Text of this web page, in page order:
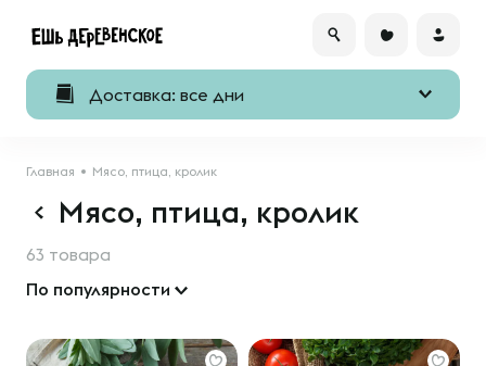
Доставка: все дни
Главная Мясо, птица, кролик
Мясо, птица, кролик
63 товара
По популярности